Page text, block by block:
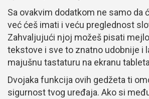
Sa ovakvim dodatkom ne samo da
već ćeš imati i veću preglednost
Zahvaljujući njoj možeš pisati
tekstove i sve to znatno udobnije i
majušnu tastaturu na ekranu
Dvojaka funkcija ovih gedžeta ti
sigurnost tvog uređaja. Ako si